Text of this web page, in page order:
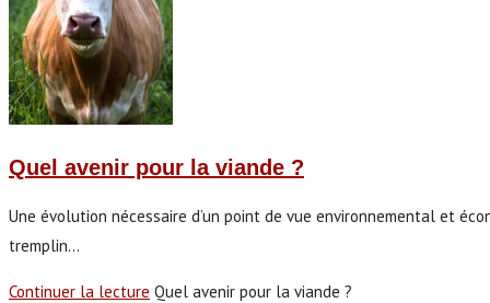
Quel avenir pour la viande ?
Une évolution nécessaire d’un point de vue environnemental et
tremplin…
Continuer la lecture Quel avenir pour la viande ?